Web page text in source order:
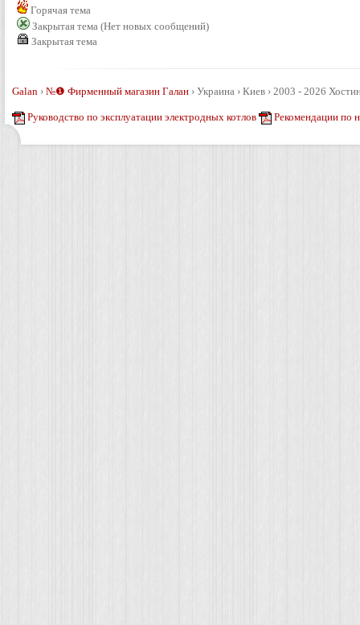
Горячая тема
Закрытая тема (Нет новых сообщений)
Закрытая тема
Galan › №❶ Фирменный магазин Галан › Украина › Киев › 2003 - 2026
Руководство по эксплуатации электродных котлов Рекомендации по